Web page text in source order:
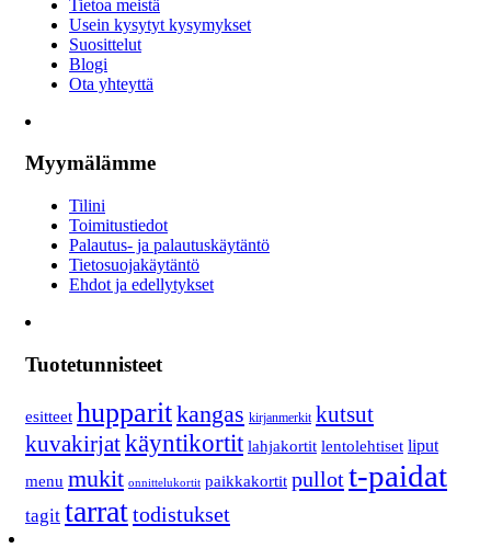
Tietoa meistä
Usein kysytyt kysymykset
Suosittelut
Blogi
Ota yhteyttä
Myymälämme
Tilini
Toimitustiedot
Palautus- ja palautuskäytäntö
Tietosuojakäytäntö
Ehdot ja edellytykset
Tuotetunnisteet
esitteet hupparitkangas kirjanmerkit kutsut
kuvakirjatkäyntikortit lahjakortit lentolehtiset liput
menu mukit onnittelukortit paikkakortit pullott-paidat
tagit tarrattodistukset